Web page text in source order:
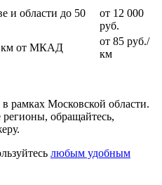
и области до 50
от 12 000
руб.
км от МКАД
от 85 руб./
км
рамках Московской области.
регионы, обращайтесь,
любым удобным